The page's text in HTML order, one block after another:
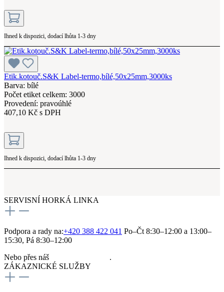
Ihned k dispozici, dodací lhůta 1-3 dny
Etik.kotouč.S&K Label-termo,bílé,50x25mm,3000ks
Barva: bílé
Počet etiket celkem: 3000
Provedení: pravoúhlé
407,10 Kč s DPH
Ihned k dispozici, dodací lhůta 1-3 dny
SERVISNÍ HORKÁ LINKA
Podpora a rady na:+420 388 422 041 Po–Čt 8:30–12:00 a 13:00–
15:30, Pá 8:30–12:00
Nebo přes náš
.
ZÁKAZNICKÉ SLUŽBY